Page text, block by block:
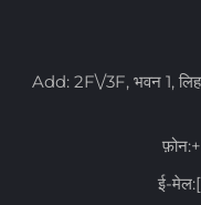
Add: 2F\/3F, भवन 1,
फ़ोन:
ई-मेल: